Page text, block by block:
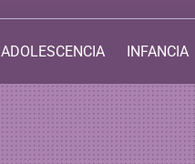
ADOLESCENCIA
INFANCIA